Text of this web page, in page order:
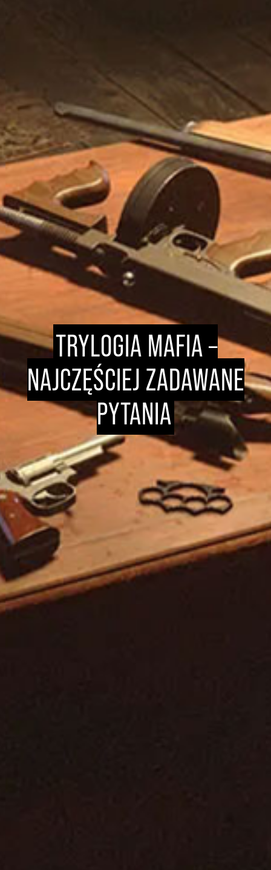
TRYLOGIA MAFIA –
NAJCZĘŚCIEJ ZADAWANE
PYTANIA